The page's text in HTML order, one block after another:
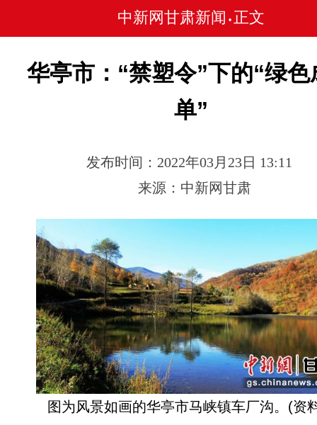
中新网甘肃新闻 • 正文
华亭市：“禁塑令”下的“绿色
单”
发布时间：2022年03月23日 13:11
来源：中新网甘肃
图为风景如画的华亭市马峡镇车厂沟。(资